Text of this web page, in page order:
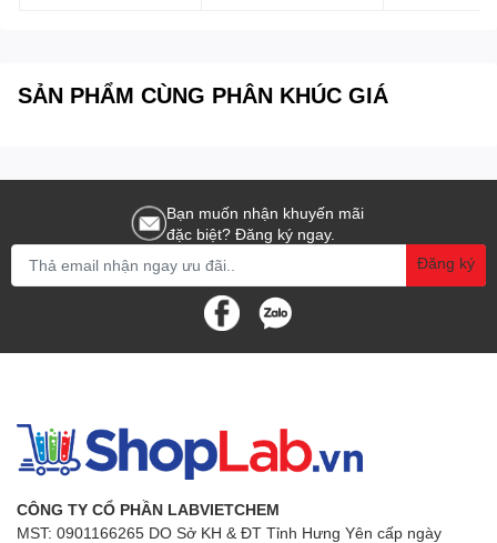
SẢN PHẨM CÙNG PHÂN KHÚC GIÁ
Bạn muốn nhận khuyến mãi
đặc biệt? Đăng ký ngay.
Đăng ký
CÔNG TY CỔ PHẦN LABVIETCHEM
MST: 0901166265 DO Sở KH & ĐT Tỉnh Hưng Yên cấp ngày